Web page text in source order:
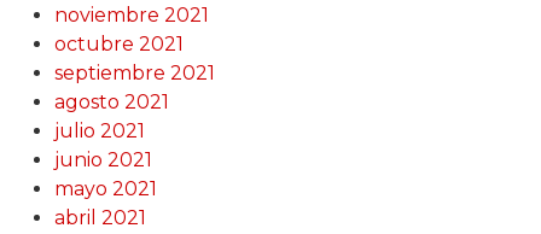
noviembre 2021
octubre 2021
septiembre 2021
agosto 2021
julio 2021
junio 2021
mayo 2021
abril 2021